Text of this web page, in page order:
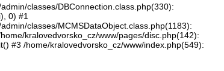
classes/DBConnection.class.php(330):
0) #1
classes/MCMSDataObject.class.php(1183):
kralovedvorsko_cz/www/pages/disc.php(142):
#3 /home/kralovedvorsko_cz/www/index.php(549):